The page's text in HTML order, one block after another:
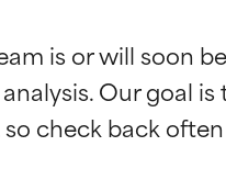
is or will soon
Our goal